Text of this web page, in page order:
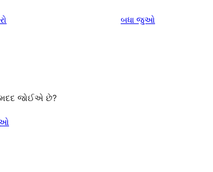
બધા સમીક્ષાઓ
જુઓ
જોઈએ છે?